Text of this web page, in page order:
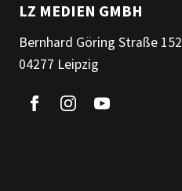
LZ MEDIEN GMBH
Bernhard Göring Straße 152
04277 Leipzig